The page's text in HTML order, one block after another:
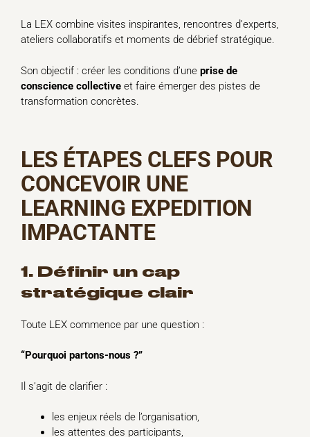
La LEX combine visites inspirantes, rencontres d’experts,
ateliers collaboratifs et moments de débrief stratégique.
Son objectif : créer les conditions d’une prise de
conscience collective et faire émerger des pistes de
transformation concrètes.
LES ÉTAPES CLEFS POUR
CONCEVOIR UNE
LEARNING EXPEDITION
IMPACTANTE
1. Définir un cap
stratégique clair
Toute LEX commence par une question :
“Pourquoi partons-nous ?”
Il s’agit de clarifier :
les enjeux réels de l’organisation,
les attentes des participants,